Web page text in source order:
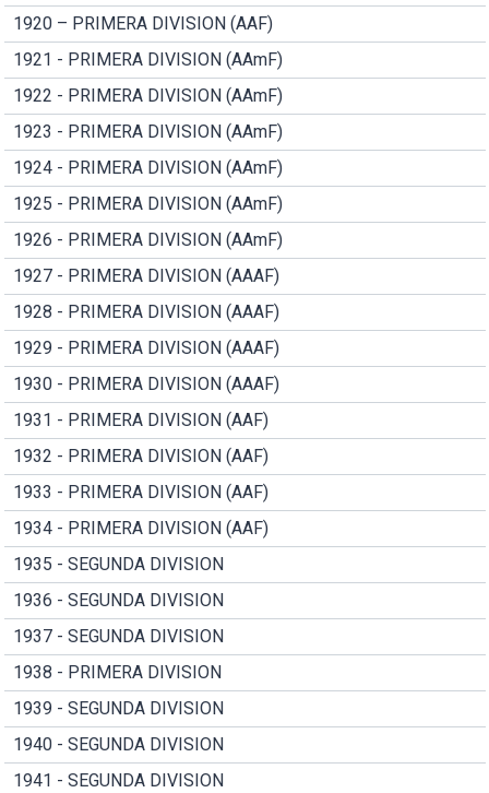
1920 – PRIMERA DIVISION (AAF)
1921 - PRIMERA DIVISION (AAmF)
1922 - PRIMERA DIVISION (AAmF)
1923 - PRIMERA DIVISION (AAmF)
1924 - PRIMERA DIVISION (AAmF)
1925 - PRIMERA DIVISION (AAmF)
1926 - PRIMERA DIVISION (AAmF)
1927 - PRIMERA DIVISION (AAAF)
1928 - PRIMERA DIVISION (AAAF)
1929 - PRIMERA DIVISION (AAAF)
1930 - PRIMERA DIVISION (AAAF)
1931 - PRIMERA DIVISION (AAF)
1932 - PRIMERA DIVISION (AAF)
1933 - PRIMERA DIVISION (AAF)
1934 - PRIMERA DIVISION (AAF)
1935 - SEGUNDA DIVISION
1936 - SEGUNDA DIVISION
1937 - SEGUNDA DIVISION
1938 - PRIMERA DIVISION
1939 - SEGUNDA DIVISION
1940 - SEGUNDA DIVISION
1941 - SEGUNDA DIVISION